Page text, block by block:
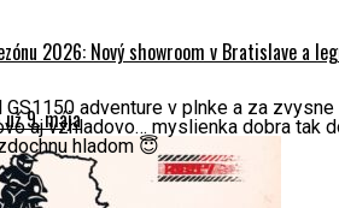
2026: Nový showroom v Bratislave a
už 9. májaadventure v plnke a za
aj vzhladovo… myslienka dobra tak
hladom 😇